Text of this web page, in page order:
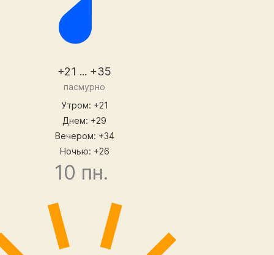
+21 ... +35
пасмурно
Утром: +21
Днем: +29
Вечером: +34
Ночью: +26
10 пн.